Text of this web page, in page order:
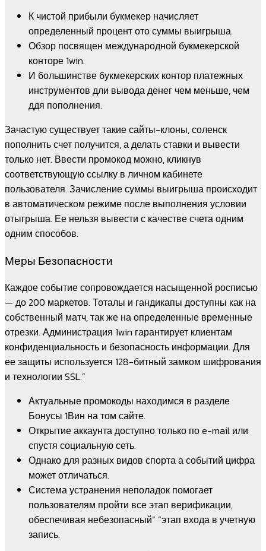
К чистой прибыли букмекер начисляет
определенный процент ото суммы выигрыша.
Обзор посвящен международной букмекерской
конторе 1win.
И большинстве букмекерских контор платежных
инструментов дли вывода денег чем меньше, чем
ддя пополнения.
Зачастую существует такие сайты-клоны, соленск
пополнить счет получится, а делать ставки и вывести
только нет. Ввести промокод можно, кликнув
соответствующую ссылку в личном кабинете
пользователя. Зачисление суммы выигрыша происходит
в автоматическом режиме после выполнения условии
отыгрыша. Ее нельзя вывести с качестве счета одним
одним способов.
Меры Безопасности
Каждое событие сопровождается насыщенной росписью
— до 200 маркетов. Тоталы и гандикапы доступны как на
собственный матч, так же на определенные временные
отрезки. Администрация 1win гарантирует клиентам
конфиденциальность и безопасность информации. Для
ее защиты используется 128-битный замком шифрования
и технологии SSL.”
Актуальные промокоды находимся в разделе
Бонусы 1Вин на том сайте.
Открытие аккаунта доступно только по e-mail или
спустя социальную сеть.
Однако для разных видов спорта а событий цифра
может отличаться.
Система устранения неполадок помогает
пользователям пройти все этап верификации,
обеспечивая небезопасный” “этап входа в учетную
запись.